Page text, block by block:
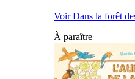
Voir Dans la forêt
À paraître